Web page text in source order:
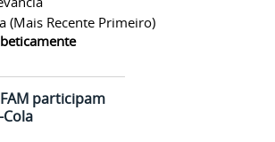
(mais Recente Primeiro)
/Startups do IFAM participam
participam